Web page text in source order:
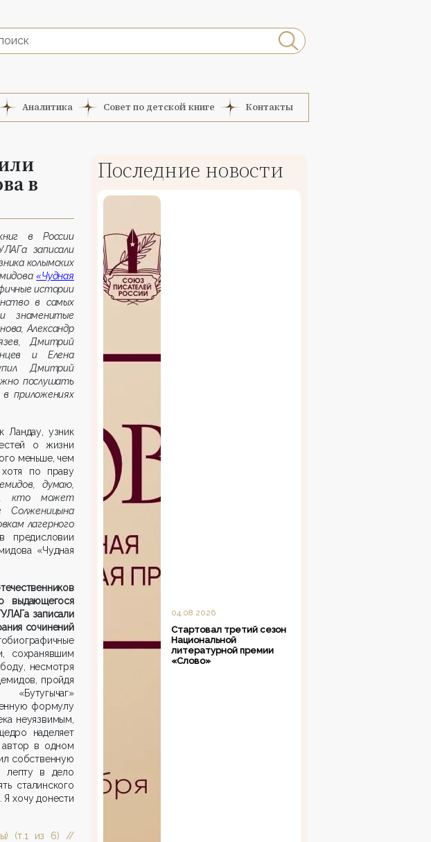
Аналитика Совет по детской книге Контакты
в
в России
записали
колымских
«Чудная
истории
в самых
знаменитые
Александр
Дмитрий
и Елена
Дмитрий
послушать
приложениях
Ландау, узник
о жизни
меньше, чем
по праву
думаю,
кто может
лагерного
«Чудная
выдающегося
записали
сочинений
сохранявшим
несмотря
пройдя
формулу
неуязвимым,
наделяет
автор в одном
собственную
лепту в дело
сталинского
хочу донести
(т.1 из 6) //
Последние новости
04.08.2026
Стартовал третий сезон
Национальной
литературной премии
«Слово»